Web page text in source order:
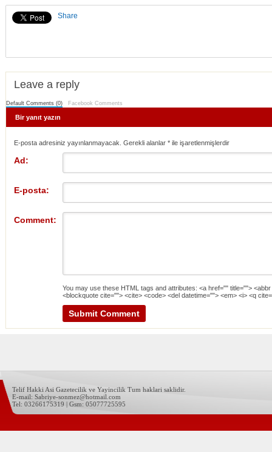
Share
Leave a reply
Default Comments (0) Facebook Comments
Bir yanıt yazın
E-posta adresiniz yayınlanmayacak. Gerekli alanlar * ile işaretlenmişlerdir
Ad:
E-posta:
Comment:
You may use these HTML tags and attributes: <a href="" title="">
<blockquote cite=""> <cite> <code> <del datetime=""> <em> <i> <q
Telif Hakki Asi Gazetecilik ve Yayincilik Tum haklari saklidir.
E-mail: Sabriye-sonmez@hotmail.com
Tel: 03266175319 | Gsm: 05077725595